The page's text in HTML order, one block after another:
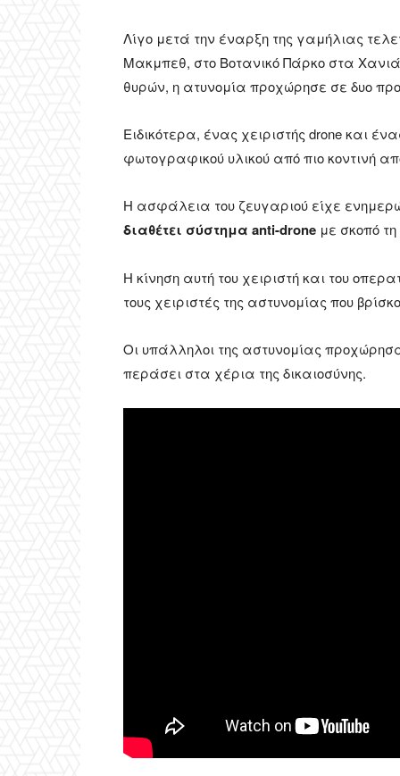
Λίγο μετά την έναρξη της γαμήλιας
Μακμπεθ, στο Βοτανικό Πάρκο στα
θυρών, η ατυνομία προχώρησε σε δυο
Ειδικότερα, ένας χειριστής drone και
φωτογραφικού υλικού από πιο κοντινή
Η ασφάλεια του ζευγαριού είχε
διαθέτει σύστημα anti-drone με σκοπό
Η κίνηση αυτή του χειριστή και του
τους χειριστές της αστυνομίας που
Οι υπάλληλοι της αστυνομίας
περάσει στα χέρια της δικαιοσύνης.